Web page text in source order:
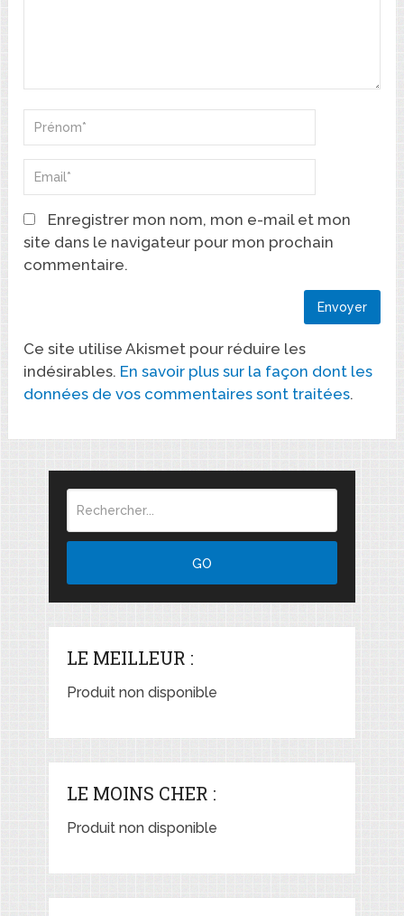
Enregistrer mon nom, mon e-mail et mon
site dans le navigateur pour mon prochain
commentaire.
Ce site utilise Akismet pour réduire les
indésirables. En savoir plus sur la façon dont les
données de vos commentaires sont traitées.
LE MEILLEUR :
Produit non disponible
LE MOINS CHER :
Produit non disponible